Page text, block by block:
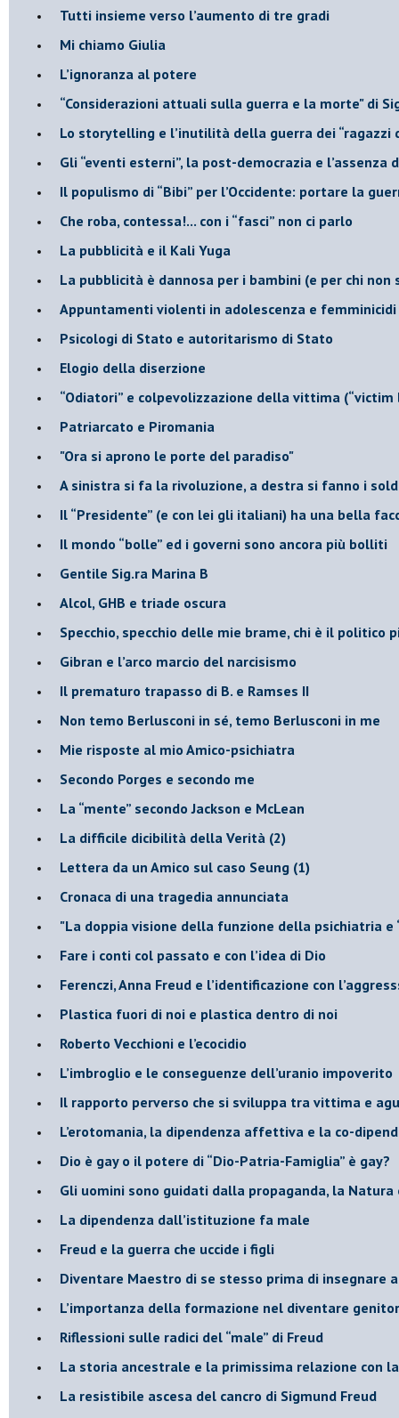
​Tutti insieme verso l’aumento di tre gradi
Mi chiamo Giulia
L’ignoranza al potere
​“Considerazioni attuali sulla guerra e la morte" di
​Lo storytelling e l’inutilità della guerra dei “ragazzi
​Gli “eventi esterni”, la post-democrazia e
​Il populismo di “Bibi” per l’Occidente: portare la
​Che roba, contessa!... con i “fasci” non ci parlo
La pubblicità e il Kali Yuga
​La pubblicità è dannosa per i bambini (e per chi non
​Appuntamenti violenti in adolescenza e femminicidi
​Psicologi di Stato e autoritarismo di Stato
Elogio della diserzione
“Odiatori” e colpevolizzazione della vittima (“victim
​Patriarcato e Piromania
"Ora si aprono le porte del paradiso"
​A sinistra si fa la rivoluzione, a destra si fanno i
​Il “Presidente” (e con lei gli italiani) ha una bella
​Il mondo “bolle” ed i governi sono ancora più bolliti
​Gentile Sig.ra Marina B
​Alcol, GHB e triade oscura
​Specchio, specchio delle mie brame, chi è il politico
​Gibran e l’arco marcio del narcisismo
​Il prematuro trapasso di B. e Ramses II
​Non temo Berlusconi in sé, temo Berlusconi in me
​Mie risposte al mio Amico-psichiatra
​Secondo Porges e secondo me
​La “mente” secondo Jackson e McLean
La difficile dicibilità della Verità (2)
​Lettera da un Amico sul caso Seung (1)
​Cronaca di una tragedia annunciata
"​La doppia visione della funzione della psichiatria e
​Fare i conti col passato e con l’idea di Dio
​Ferenczi, Anna Freud e l’identificazione con
Plastica fuori di noi e plastica dentro di noi
​Roberto Vecchioni e l’ecocidio
​L’imbroglio e le conseguenze dell’uranio impoverito
​Il rapporto perverso che si sviluppa tra vittima e
L’erotomania, la dipendenza affettiva e la co-
​Dio è gay o il potere di “Dio-Patria-Famiglia” è gay?
​Gli uomini sono guidati dalla propaganda, la
La dipendenza dall’istituzione fa male
​Freud e la guerra che uccide i figli
​Diventare Maestro di se stesso prima di insegnare
L’importanza della formazione nel diventare
Riflessioni sulle radici del “male” di Freud
​La storia ancestrale e la primissima relazione con
​La resistibile ascesa del cancro di Sigmund Freud